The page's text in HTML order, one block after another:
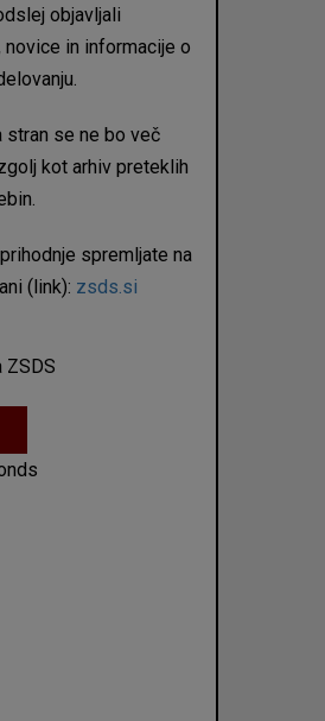
objavljali
in informacije o
se ne bo več
kot arhiv preteklih
spremljate na
(link): zsds.si
ZSDS